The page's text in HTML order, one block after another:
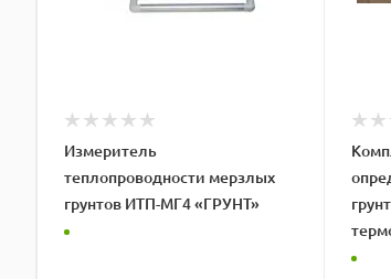
Измеритель
теплопроводности мерзлых
грунтов ИТП-МГ4 «ГРУНТ»